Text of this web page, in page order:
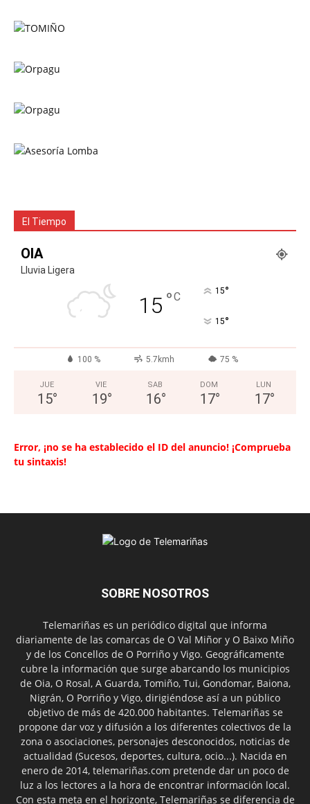
El Tiempo
OIA
Lluvia Ligera
15 °C 15°
15°
100 % 5.7kmh 75 %
JUE
15°
VIE
19°
SAB
16°
DOM
17°
LUN
17°
Error, ¡no se ha establecido el ID del anuncio! ¡Comprueba
tu sintaxis!
SOBRE NOSOTROS
Telemariñas es un periódico digital que informa
diariamente de las comarcas de O Val Miñor y O Baixo Miño
y de los Concellos de O Porriño y Vigo. Geográficamente
cubre la información que surge abarcando los municipios
de Oia, O Rosal, A Guarda, Tomiño, Tui, Gondomar, Baiona,
Nigrán, O Porriño y Vigo, dirigiéndose así a un público
objetivo de más de 420.000 habitantes. Telemariñas se
propone dar voz y difusión a los diferentes colectivos de la
zona o asociaciones, personajes desconocidos, noticias de
actualidad (Sucesos, deportes, cultura, ocio...). Nacida en
enero de 2014, telemariñas.com pretende dar un poco de
luz a los lectores a la hora de encontrar información local.
Con esta meta en el horizonte, Telemariñas se diferencia de